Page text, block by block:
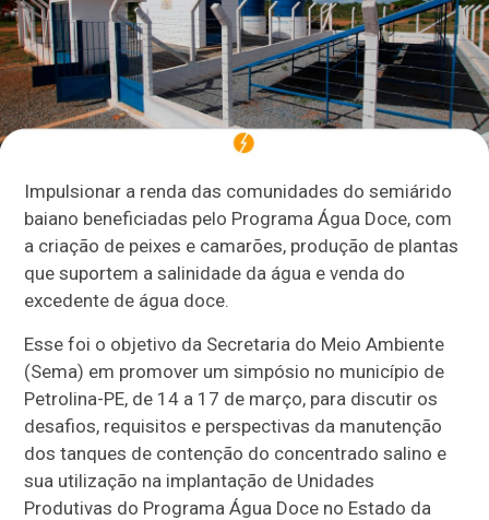
Impulsionar a renda das comunidades do semiárido
baiano beneficiadas pelo Programa Água Doce, com
a criação de peixes e camarões, produção de plantas
que suportem a salinidade da água e venda do
excedente de água doce.
Esse foi o objetivo da Secretaria do Meio Ambiente
(Sema) em promover um simpósio no município de
Petrolina-PE, de 14 a 17 de março, para discutir os
desafios, requisitos e perspectivas da manutenção
dos tanques de contenção do concentrado salino e
sua utilização na implantação de Unidades
Produtivas do Programa Água Doce no Estado da